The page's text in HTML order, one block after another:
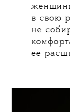
в свою
не
ее